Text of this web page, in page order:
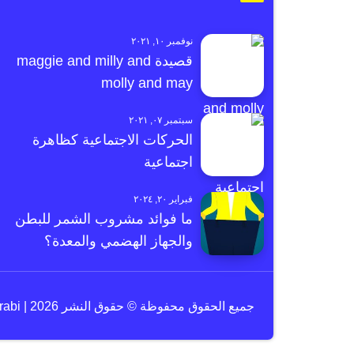
نوفمبر ١٠, ٢٠٢١
قصيدة maggie and milly and
molly and may
سبتمبر ٠٧, ٢٠٢١
الحركات الاجتماعية كظاهرة
اجتماعية
فبراير ٢٠, ٢٠٢٤
ما فوائد مشروب الشمر للبطن
والجهاز الهضمي والمعدة؟
جميع الحقوق محفوظة © حقوق النشر 2026 | e3arabi